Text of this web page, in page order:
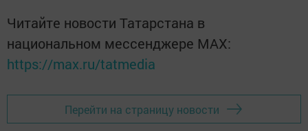
Читайте новости Татарстана в
национальном мессенджере MАХ:
https://max.ru/tatmedia
Перейти на страницу новости